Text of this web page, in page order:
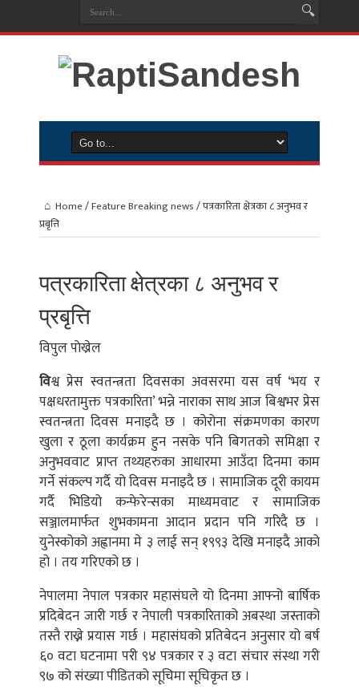
Home/Feature Breaking news/पत्रकारिता क्षेत्रका ८ अनुभव र
प्रबृत्ति
पत्रकारिता क्षेत्रका ८ अनुभव र
प्रबृत्ति
विपुल पाेख्रेल
विश्व प्रेस स्वतन्त्रता दिवसका अवसरमा यस वर्ष ‘भय र
पक्षधरतामुक्त पत्रकारिता’ भन्ने नाराका साथ आज बिश्वभर प्रेस
स्वतन्त्रता दिवस मनाइदै छ । कोरोना संक्रमणका कारण
खुला र ठूला कार्यक्रम हुन नसके पनि बिगतको समिक्षा र
अनुभववाट प्राप्त तथ्यहरुका आधारमा आउँदा दिनमा काम
गर्ने संकल्प गर्दै यो दिवस मनाइदै छ । सामाजिक दूरी कायम
गर्दै भिडियो कन्फेरेन्सका माध्यमवाट र सामाजिक
सञ्जालमार्फत शुभकामना आदान प्रदान पनि गरिदै छ ।
युनेस्कोको अह्वानमा मे ३ लाई सन् १९९३ देखि मनाइदै आको
हो । तय गरिएको छ ।
नेपालमा नेपाल पत्रकार महासंघले यो दिनमा आफ्नो बार्षिक
प्रदिबेदन जारी गर्छ र नेपाली पत्रकारिताको अबस्था जस्ताको
तस्तै राख्ने प्रयास गर्छ । महासंघको प्रतिबेदन अनुसार यो बर्ष
६० वटा घटनामा परी ९४ पत्रकार र ३ वटा संचार संस्था गरी
९७ को संख्या पीडितको सूचिमा सूचिकृत छ ।